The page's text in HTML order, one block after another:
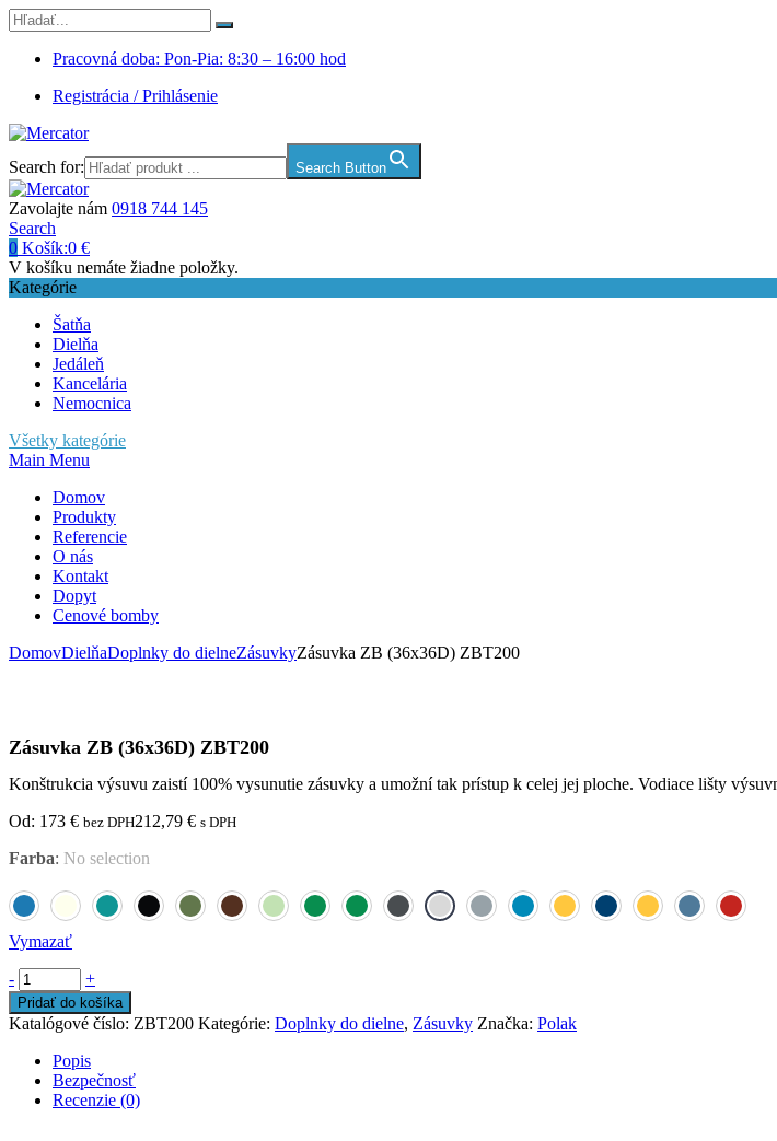
Pracovná doba: Pon-Pia: 8:30 – 16:00 hod
Registrácia / Prihlásenie
Search for: Search Button
Zavolajte nám 0918 744 145
Search
0 Košík:0 €
V košíku nemáte žiadne položky.
Kategórie
Šatňa
Dielňa
Jedáleň
Kancelária
Nemocnica
Všetky kategórie
Main Menu
Domov
Produkty
Referencie
O nás
Kontakt
Dopyt
Cenové bomby
DomovDielňaDoplnky do dielneZásuvkyZásuvka ZB (36x36D) ZBT200
Zásuvka ZB (36x36D) ZBT200
Konštrukcia výsuvu zaistí 100% vysunutie zásuvky a umožní tak prístup k celej jej ploche. Vodiace lišty
Od: 173 € bez DPH212,79 € s DPH
Farba: No selection
Vymazať
-
+
Pridať do košíka
Katalógové číslo: ZBT200 Kategórie: Doplnky do dielne, Zásuvky Značka: Polak
Popis
Bezpečnosť
Recenzie (0)